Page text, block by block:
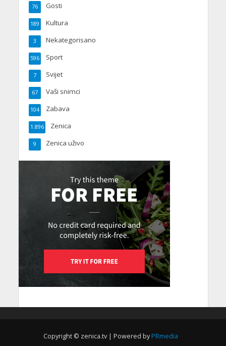
Gosti
76
Kultura
189
Nekategorisano
3
Sport
596
Svijet
7
Vaši snimci
67
Zabava
104
Zenica
1.896
Zenica uživo
9
Copyright © zenica.tv | Powered by PRmedia